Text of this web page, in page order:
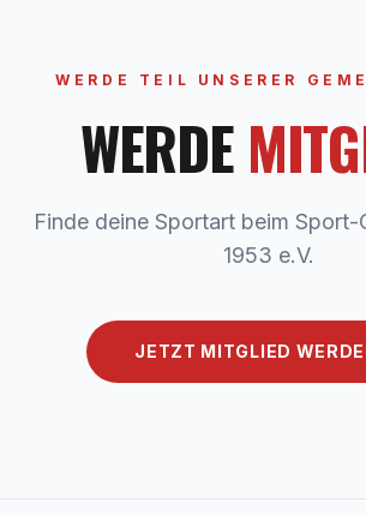
WERDE TEIL UNSERER
WERDE
Finde deine Sportart beim Sport-
1953 e.V.
JETZT MITGLIED